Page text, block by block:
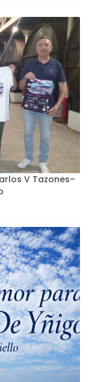
V Tazones–